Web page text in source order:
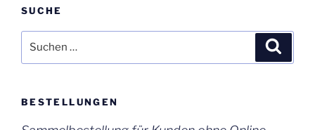
SUCHE
nach:
BESTELLUNGEN